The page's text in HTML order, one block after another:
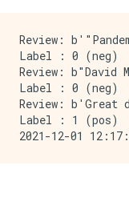
Review:
Label : 0 (neg)
Review:
Label : 0 (neg)
Review:
Label : 1 (pos)